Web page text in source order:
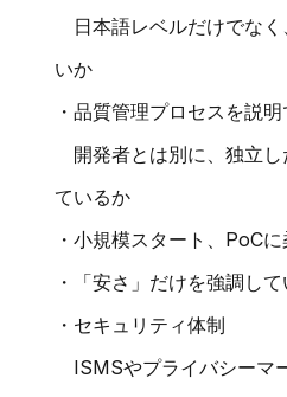
日本語レベルだけでな
いか
・品質管理プロセスを説
開発者とは別に、独立し
ているか
・小規模スタート、PoC
・「安さ」だけを強調し
・セキュリティ体制
ISMSやプライバシーマ